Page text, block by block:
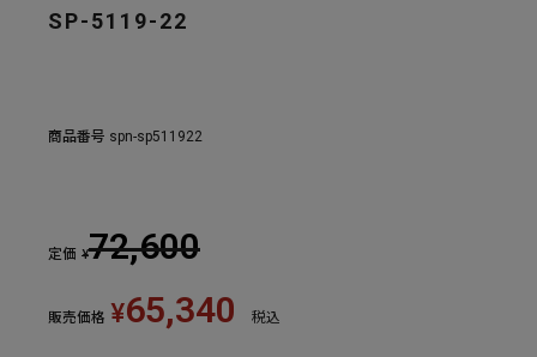
SP-5119-22
商品番号 spn-sp511922
定価 ¥72,600
販売価格 ¥65,340 税込